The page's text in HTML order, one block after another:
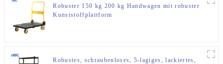
Robuster 150 kg 200 kg Handwagen mit robuster
Kunststoffplattform
Robustes, schraubenloses, 5-lagiges, lackiertes,